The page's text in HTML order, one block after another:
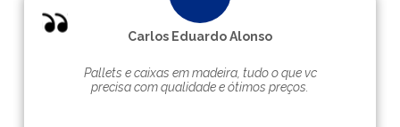
Carlos Eduardo Alonso
Pallets e caixas em madeira, tudo o que vc
precisa com qualidade e ótimos preços.